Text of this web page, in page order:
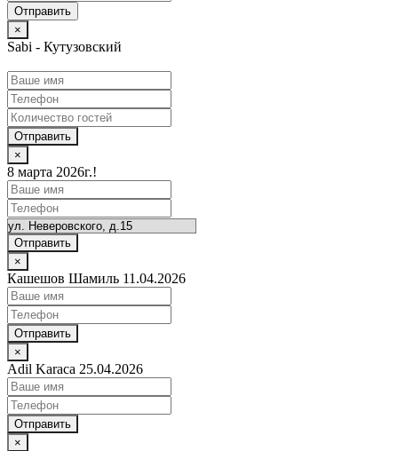
×
Sabi - Кутузовский
Отправить
×
8 марта 2026г.!
Отправить
×
Кашешов Шамиль 11.04.2026
Отправить
×
Adil Karaca 25.04.2026
Отправить
×